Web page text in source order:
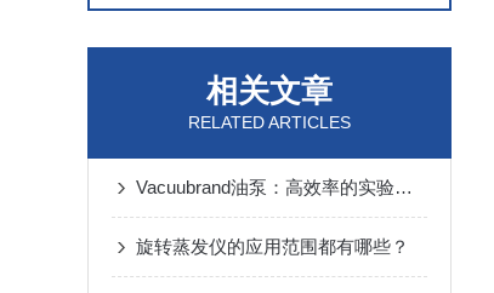
相关文章
RELATED ARTICLES
Vacuubrand油泵：高效率的实验室解决方案
旋转蒸发仪的应用范围都有哪些？